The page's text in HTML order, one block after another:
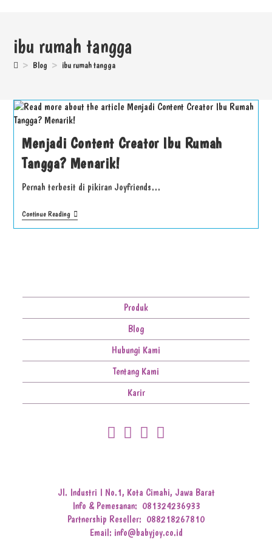
ibu rumah tangga
> Blog > ibu rumah tangga
Menjadi Content Creator Ibu Rumah
Tangga? Menarik!
Pernah terbesit di pikiran Joyfriends…
Continue Reading
Produk
Blog
Hubungi Kami
Tentang Kami
Karir
Jl. Industri I No.1, Kota Cimahi, Jawa Barat
Info & Pemesanan: 081324236933
Partnership Reseller: 088218267810
Email: info@babyjoy.co.id